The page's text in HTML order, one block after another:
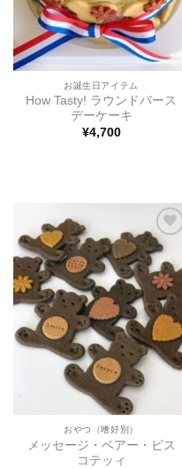
お誕生日アイテム
How Tasty! ラウンドバース
デーケーキ
¥4,700
ほし
い物
リス
トに
追加
おやつ（嗜好別）
メッセージ・ベアー・ビス
コテッィ